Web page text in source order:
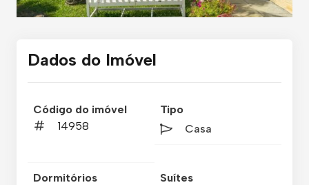
Dados do Imóvel
Código do imóvel
14958
Tipo
Casa
Dormitórios
Suítes